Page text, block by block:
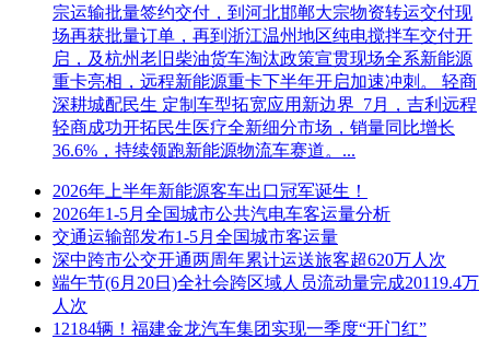
宗运输批量签约交付，到河北邯郸大宗物资转运交付现
场再获批量订单，再到浙江温州地区纯电搅拌车交付开
启，及杭州老旧柴油货车淘汰政策宣贯现场全系新能源
重卡亮相，远程新能源重卡下半年开启加速冲刺。 轻商
深耕城配民生 定制车型拓宽应用新边界 7月，吉利远程
轻商成功开拓民生医疗全新细分市场，销量同比增长
36.6%，持续领跑新能源物流车赛道。...
2026年上半年新能源客车出口冠军诞生！
2026年1-5月全国城市公共汽电车客运量分析
交通运输部发布1-5月全国城市客运量
深中跨市公交开通两周年累计运送旅客超620万人次
端午节(6月20日)全社会跨区域人员流动量完成20119.4万
人次
12184辆！福建金龙汽车集团实现一季度“开门红”